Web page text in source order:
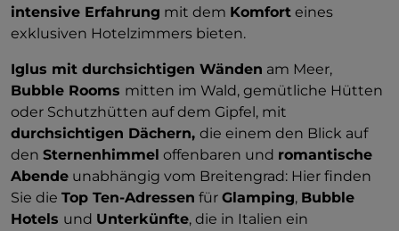
intensive Erfahrung mit dem Komfort eines
exklusiven Hotelzimmers bieten.
Iglus mit durchsichtigen Wänden am Meer,
Bubble Rooms mitten im Wald, gemütliche Hütten
oder Schutzhütten auf dem Gipfel, mit
durchsichtigen Dächern, die einem den Blick auf
den Sternenhimmel offenbaren und romantische
Abende unabhängig vom Breitengrad: Hier finden
Sie die Top Ten-Adressen für Glamping, Bubble
Hotels und Unterkünfte, die in Italien ein